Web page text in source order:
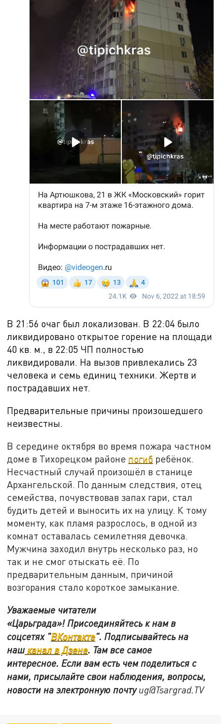
В 21:56 очаг был локализован. В 22:04 было
ликвидировано открытое горение на площади
40 кв. м., в 22:05 ЧП полностью
ликвидировали. На вызов привлекались 23
человека и семь единиц техники. Жертв и
пострадавших нет.
Предварительные причины произошедшего
неизвестны.
В середине октября во время пожара частном
доме в Тихорецком районе погиб ребёнок.
Несчастный случай произошёл в станице
Архангельской. По данным следствия, отец
семейства, почувствовав запах гари, стал
будить детей и выносить их на улицу. К тому
моменту, как пламя разрослось, в одной из
комнат оставалась семилетняя девочка.
Мужчина заходил внутрь несколько раз, но
так и не смог отыскать её. По
предварительным данным, причиной
возгорания стало короткое замыкание.
Уважаемые читатели
«Царьграда»! Присоединяйтесь к нам в
соцсетях "ВКонтакте". Подписывайтесь на
нашканал в Дзене. Там все самое
интересное. Если вам есть чем поделиться с
нами, присылайте свои наблюдения, вопросы,
новости на электронную почту ug@Tsargrad.TV